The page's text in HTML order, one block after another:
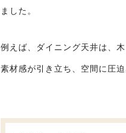
ました。
例えば、ダイニング天井は、
素材感が引き立ち、空間に圧